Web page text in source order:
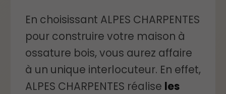
En choisissant ALPES CHARPENTES
pour construire votre maison à
ossature bois, vous aurez affaire
à un unique interlocuteur. En effet,
ALPES CHARPENTES réalise les